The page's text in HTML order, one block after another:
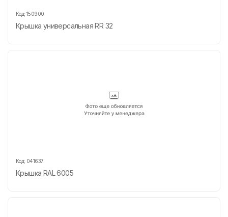
Код: 150900
Крышка универсальная RR 32
Код: 041637
Крышка RAL 6005